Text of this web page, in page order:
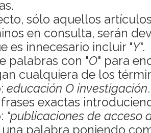
sólo aquellos
en consulta, serán
es innecesario incluir "Y".
palabras con "O" para
cualquiera de los
educación O investigación.
exactas
"publicaciones de acceso
una palabra poniendo